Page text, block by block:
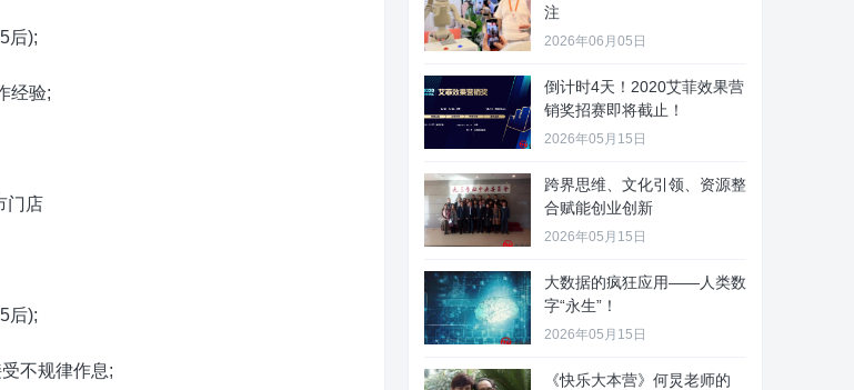
后);
经验;
店
后);
不规律作息;
注
2026年06月05日
倒计时4天！2020艾菲效果营
销奖招赛即将截止！
2026年05月15日
跨界思维、文化引领、资源整
合赋能创业创新
2026年05月15日
大数据的疯狂应用——人类数
字“永生”！
2026年05月15日
《快乐大本营》何炅老师的